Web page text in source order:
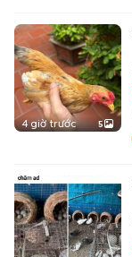
4 giờ trước 5